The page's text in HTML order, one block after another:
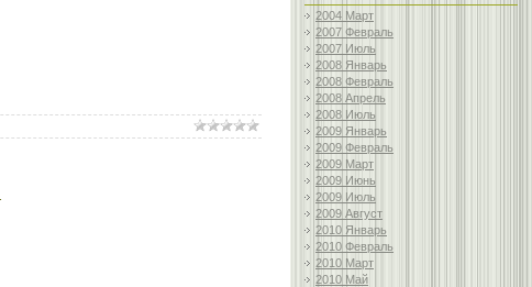
2004 Март
2007 Февраль
2007 Июль
2008 Январь
2008 Февраль
2008 Апрель
2008 Июль
2009 Январь
2009 Февраль
2009 Март
2009 Июнь
2009 Июль
2009 Август
2010 Январь
2010 Февраль
2010 Март
2010 Май